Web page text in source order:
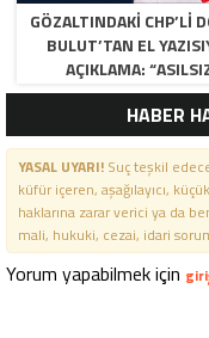
GÖZALTINDAKI CHP’LI
BULUT’TAN EL
AÇIKLAMA:
İFTIRALARLA
HABER
YASAL UYARI!Suç teşkil
küfür içeren, aşağılayıcı,
haklarına zarar verici ya da
mali, hukuki, cezai, idari
Yorum yapabilmek için